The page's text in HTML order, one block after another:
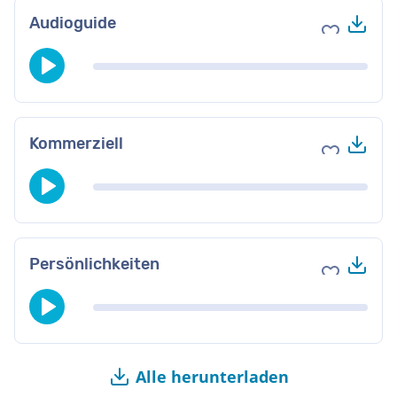
Audioguide Zu
Kommerziell Zu
Persönlichkeiten Zu
Alle herunterladen